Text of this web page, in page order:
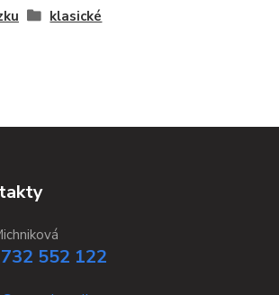
klasické
552 122